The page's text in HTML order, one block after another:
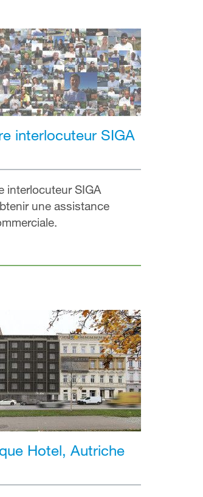
interlocuteur SIGA
interlocuteur SIGA
une assistance
Hotel, Autriche